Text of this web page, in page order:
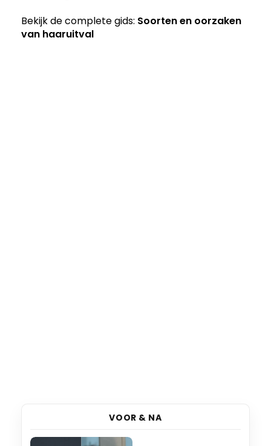
Bekijk de complete gids: Soorten en oorzaken
van haaruitval
VOOR & NA